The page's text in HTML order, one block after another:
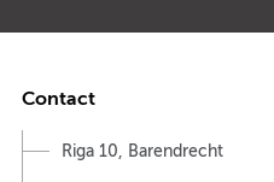
Contact
Riga 10, Barendrecht